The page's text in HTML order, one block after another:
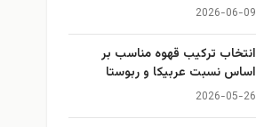
2026-06-09
انتخاب ترکیب قهوه مناسب بر
اساس نسبت عربیکا و ربوستا
2026-05-26